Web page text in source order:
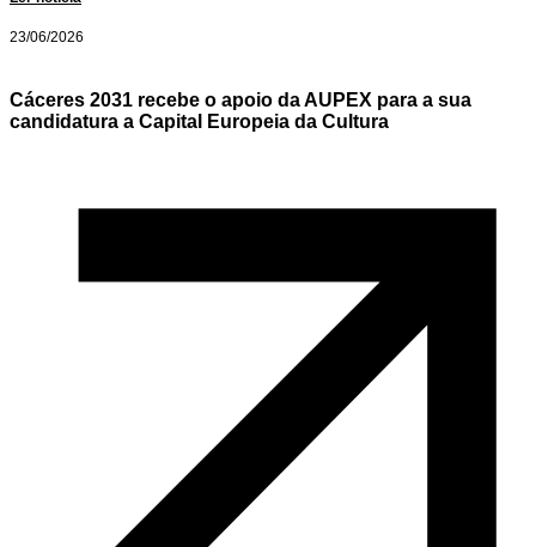
23/06/2026
Cáceres 2031 recebe o apoio da AUPEX para a sua
candidatura a Capital Europeia da Cultura